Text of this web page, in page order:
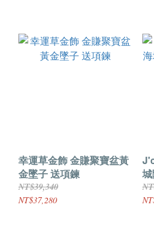
幸運草金飾 金賺聚寶盆黃
金墜子 送項鍊
NT$39,340
NT$37,280